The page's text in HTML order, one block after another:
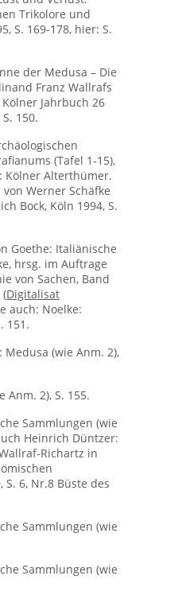
Trikolore und
S. 169-178, hier: S.
der Medusa – Die
Franz Wallrafs
Jahrbuch 26
150.
(Tafel 1-15),
Kölner Alterthümer.
Werner Schäfke
Bock, Köln 1994, S.
Goethe: Italiänische
hrsg. im Auftrage
von Sachen, Band
(Digitalisat
auch: Noelke:
151.
(wie Anm. 2),
Anm. 2), S. 155.
Sammlungen (wie
Heinrich Düntzer:
Richartz in
6, Nr.8 Büste des
Sammlungen (wie
Sammlungen (wie